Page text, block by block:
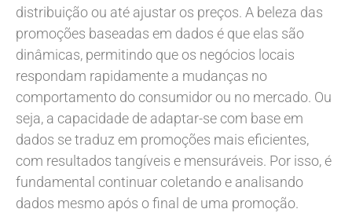
distribuição ou até ajustar os preços. A beleza das
promoções baseadas em dados é que elas são
dinâmicas, permitindo que os negócios locais
respondam rapidamente a mudanças no
comportamento do consumidor ou no mercado. Ou
seja, a capacidade de adaptar-se com base em
dados se traduz em promoções mais eficientes,
com resultados tangíveis e mensuráveis. Por isso, é
fundamental continuar coletando e analisando
dados mesmo após o final de uma promoção.